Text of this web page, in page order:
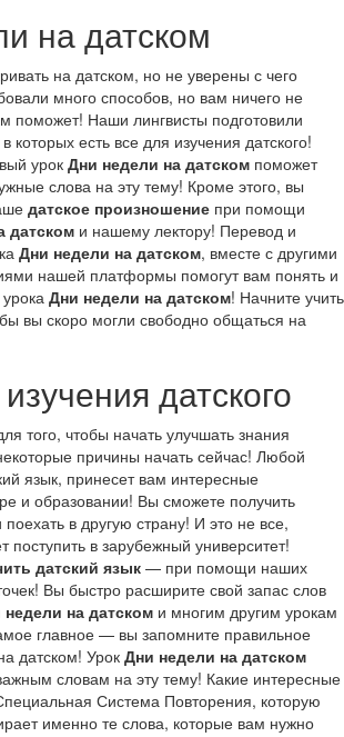
на датском
на датском, но не уверены с чего
много способов, но вам ничего не
поможет! Наши лингвисты подготовили
есть все для изучения датского!
урок Дни недели на датском поможет
слова на эту тему! Кроме этого, вы
датское произношение при помощи
датском и нашему лектору! Перевод и
Дни недели на датском, вместе с другими
нашей платформы помогут вам понять и
Дни недели на датском! Начните учить
вы скоро могли свободно общаться на
датского
того, чтобы начать улучшать знания
причины начать сейчас! Любой
язык, принесет вам интересные
и образовании! Вы сможете получить
в другую страну! И это не все,
поступить в зарубежный университет!
датский язык — при помощи наших
Вы быстро расширите свой запас слов
на датском и многим другим урокам
главное — вы запомните правильное
датском! Урок Дни недели на датском
словам на эту тему! Какие интересные
Система Повторения, которую
именно те слова, которые вам нужно